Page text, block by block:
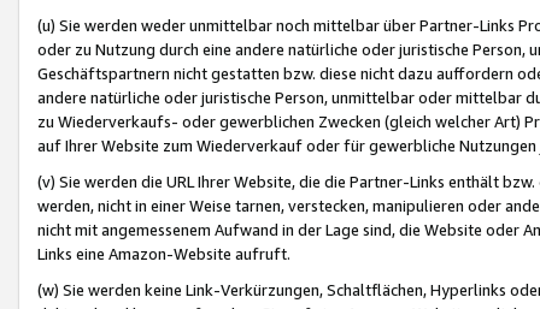
(u) Sie werden weder unmittelbar noch mittelbar über Partner-Links
oder zu Nutzung durch eine andere natürliche oder juristische
Geschäftspartnern nicht gestatten bzw. diese nicht dazu auffordern
andere natürliche oder juristische Person, unmittelbar oder mittelbar
zu Wiederverkaufs- oder gewerblichen Zwecken (gleich welcher Art)
auf Ihrer Website zum Wiederverkauf oder für gewerbliche
(v) Sie werden die URL Ihrer Website, die die Partner-Links enthält
werden, nicht in einer Weise tarnen, verstecken, manipulieren oder
nicht mit angemessenem Aufwand in der Lage sind, die Website oder
Links eine Amazon-Website aufruft.
(w) Sie werden keine Link-Verkürzungen, Schaltflächen, Hyperlinks